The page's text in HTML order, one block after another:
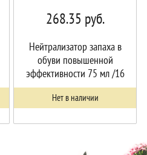
268.35 руб.
Нейтрализатор запаха в
обуви повышенной
эффективности 75 мл /16
Нет в наличии